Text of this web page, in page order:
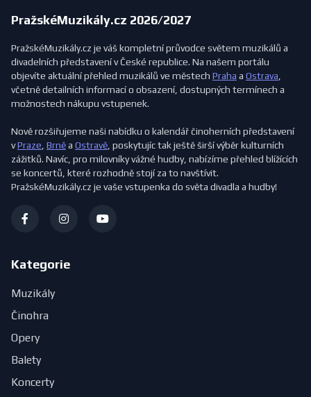
PražskéMuzikály.cz 2026/2027
PražskéMuzikály.cz je váš kompletní průvodce světem muzikálů a
divadelních představení v České republice. Na našem portálu
objevíte aktuální přehled muzikálů ve městech Praha a Ostrava,
včetně detailních informací o obsazení, dostupných termínech a
možnostech nákupu vstupenek.
Nově rozšiřujeme naši nabídku o kalendář činoherních představení
vPraze, Brněa Ostravě, poskytujíc tak ještě širší výběr kulturních
zážitků. Navíc, pro milovníky vážné hudby, nabízíme přehled blížících
se koncertů, které rozhodně stojí za to navštívit.
PražskéMuzikály.cz je vaše vstupenka do světa divadla a hudby!
Kategorie
Muzikály
Činohra
Opery
Balety
Koncerty